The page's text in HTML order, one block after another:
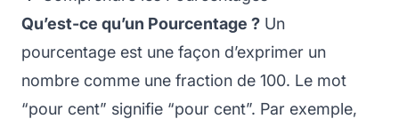
Qu’est-ce qu’un Pourcentage ? Un
pourcentage est une façon d’exprimer un
nombre comme une fraction de 100. Le mot
“pour cent” signifie “pour cent”. Par exemple,